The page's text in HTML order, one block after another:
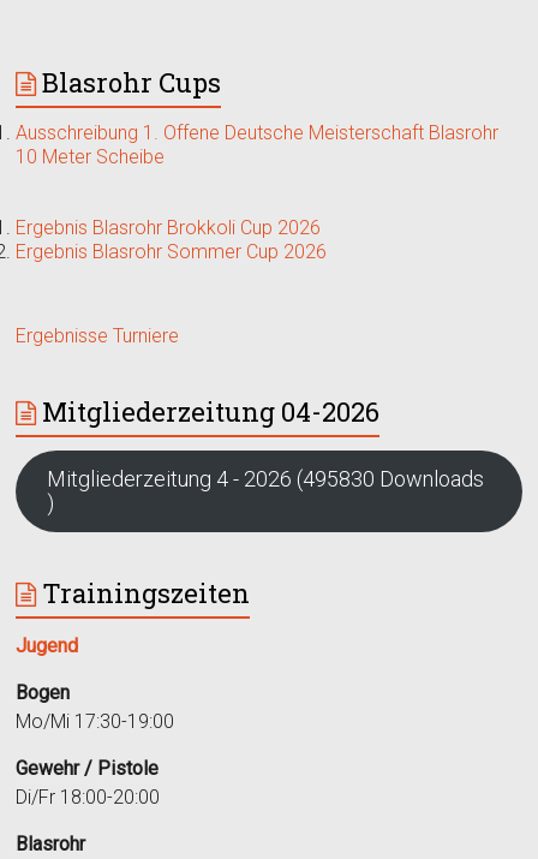
Blasrohr Cups
Ausschreibung 1. Offene Deutsche Meisterschaft Blasrohr
10 Meter Scheibe
Ergebnis Blasrohr Brokkoli Cup 2026
Ergebnis Blasrohr Sommer Cup 2026
Ergebnisse Turniere
Mitgliederzeitung 04-2026
Mitgliederzeitung 4 - 2026 (495830 Downloads
)
Trainingszeiten
Jugend
Bogen
Mo/Mi 17:30-19:00
Gewehr / Pistole
Di/Fr 18:00-20:00
Blasrohr